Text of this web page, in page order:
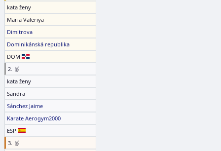
kata ženy
Maria Valeriya
Dimitrova
Dominikánská republika
DOM
2. 🥈
kata ženy
Sandra
Sánchez Jaime
Karate Aerogym2000
ESP
3. 🥉